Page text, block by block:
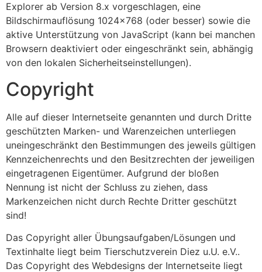
Explorer ab Version 8.x vorgeschlagen, eine
Bildschirmauflösung 1024×768 (oder besser) sowie die
aktive Unterstützung von JavaScript (kann bei manchen
Browsern deaktiviert oder eingeschränkt sein, abhängig
von den lokalen Sicherheitseinstellungen).
Copyright
Alle auf dieser Internetseite genannten und durch Dritte
geschützten Marken- und Warenzeichen unterliegen
uneingeschränkt den Bestimmungen des jeweils gültigen
Kennzeichenrechts und den Besitzrechten der jeweiligen
eingetragenen Eigentümer. Aufgrund der bloßen
Nennung ist nicht der Schluss zu ziehen, dass
Markenzeichen nicht durch Rechte Dritter geschützt
sind!
Das Copyright aller Übungsaufgaben/Lösungen und
Textinhalte liegt beim Tierschutzverein Diez u.U. e.V..
Das Copyright des Webdesigns der Internetseite liegt